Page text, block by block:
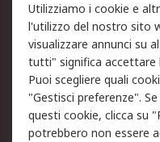
Informativa Cookie
Email Security
Condizioni di vendita
Etica e
Utilizziamo i cookie e
l'utilizzo del nostro sito
visualizzare annunci su
tutti" significa accettare
Puoi scegliere quali
"Gestisci preferenze".
questi cookie, clicca su
potrebbero non essere